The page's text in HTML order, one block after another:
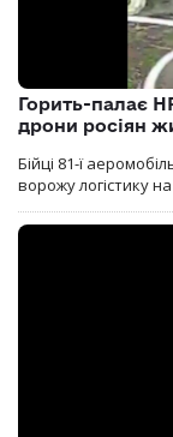
Горить-палає
дрони росіян
Бійці 81-ї
ворожу логістику